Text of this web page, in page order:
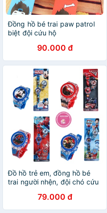
Đồng hồ bé trai paw patrol
biệt đội cứu hộ
90.000 đ
Đồ hồ trẻ em, đồng hồ bé
trai người nhện, đội chó cứu
micky cho bé trai từ 1 đến
10 tuổi
79.000 đ